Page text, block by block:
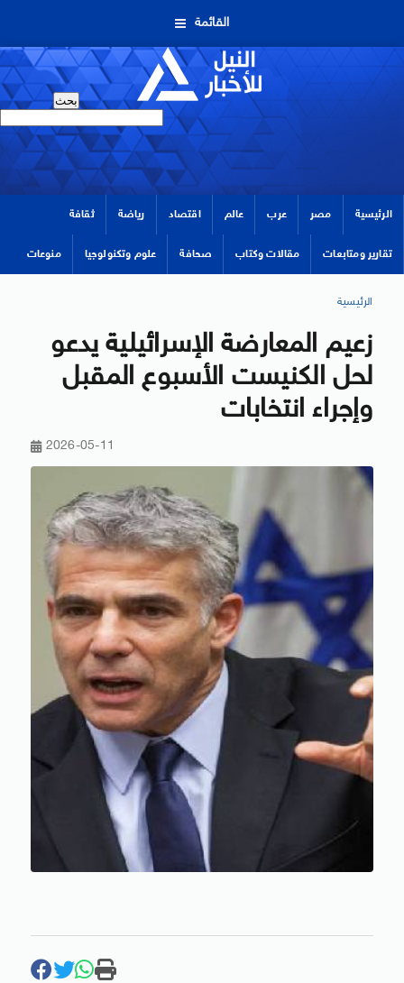
القائمة
الرئيسية مصر عرب عالم اقتصاد رياضة ثقافة
تقارير ومتابعات مقالات وكتاب صحافة علوم وتكنولوجيا منوعات
الرئيسية
زعيم المعارضة الإسرائيلية يدعو
لحل الكنيست الأسبوع المقبل
وإجراء انتخابات
2026-05-11